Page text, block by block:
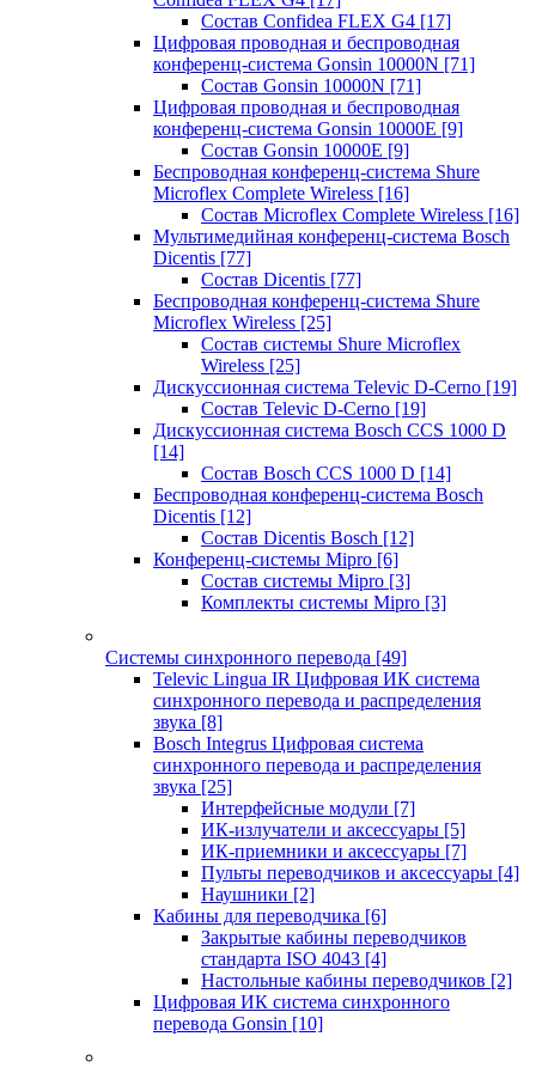
Состав Confidea FLEX G4 [17]
Цифровая проводная и беспроводная
конференц-система Gonsin 10000N [71]
Состав Gonsin 10000N [71]
Цифровая проводная и беспроводная
конференц-система Gonsin 10000E [9]
Состав Gonsin 10000E [9]
Беспроводная конференц-система Shure
Microflex Complete Wireless [16]
Состав Microflex Complete Wireless [16]
Мультимедийная конференц-система Bosch
Dicentis [77]
Состав Dicentis [77]
Беспроводная конференц-система Shure
Microflex Wireless [25]
Состав системы Shure Microflex
Wireless [25]
Дискуссионная система Televic D-Cerno [19]
Состав Televic D-Cerno [19]
Дискуссионная система Bosch CCS 1000 D
[14]
Состав Bosch CCS 1000 D [14]
Беспроводная конференц-система Bosch
Dicentis [12]
Состав Dicentis Bosch [12]
Конференц-системы Mipro [6]
Состав системы Mipro [3]
Комплекты системы Mipro [3]
Системы синхронного перевода [49]
Televic Lingua IR Цифровая ИК система
синхронного перевода и распределения
звука [8]
Bosch Integrus Цифровая система
синхронного перевода и распределения
звука [25]
Интерфейсные модули [7]
ИК-излучатели и аксессуары [5]
ИК-приемники и аксессуары [7]
Пульты переводчиков и аксессуары [4]
Наушники [2]
Кабины для переводчика [6]
Закрытые кабины переводчиков
стандарта ISO 4043 [4]
Настольные кабины переводчиков [2]
Цифровая ИК система синхронного
перевода Gonsin [10]